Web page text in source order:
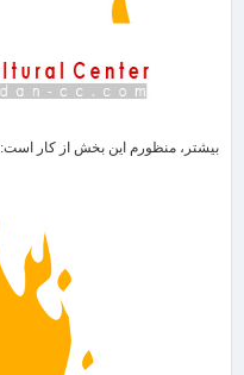
بیشتر، منظورم این بخش از کار است: